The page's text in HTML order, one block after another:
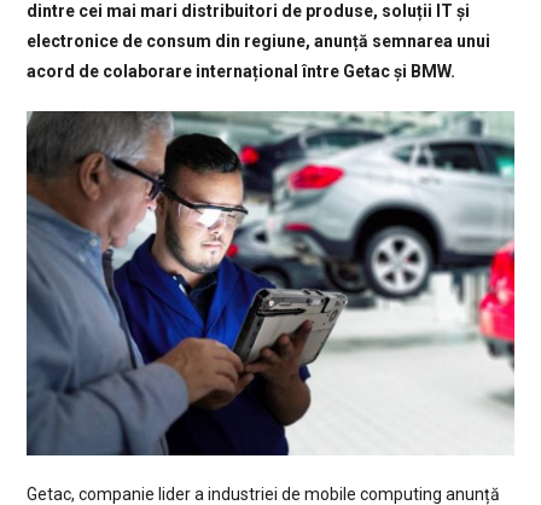
dintre cei mai mari distribuitori de produse, soluții IT și
electronice de consum din regiune, anunță semnarea unui
acord de colaborare internațional între Getac și BMW.
Getac, companie lider a industriei de mobile computing anunță